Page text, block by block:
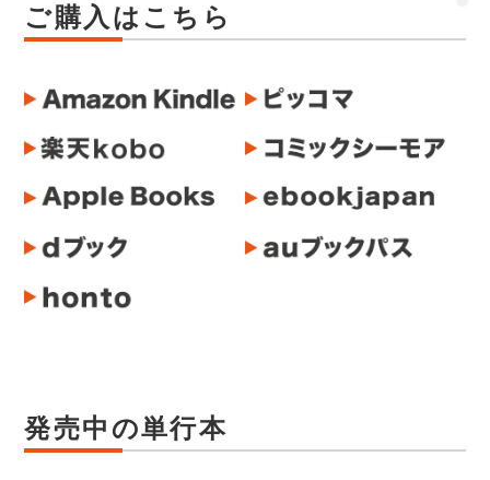
ご購入はこちら
発売中の単行本